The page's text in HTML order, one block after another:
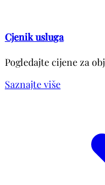
Cjenik usluga
Pogledajte cijene za
Saznajte više